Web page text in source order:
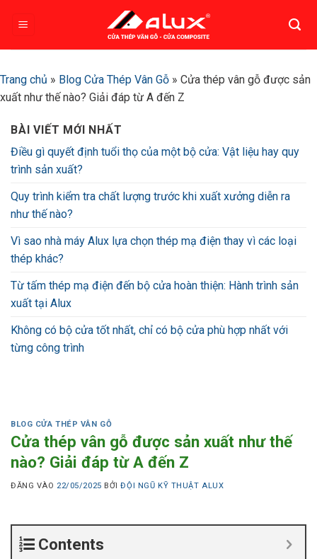
Trang chủ » Blog Cửa Thép Vân Gỗ » Cửa thép vân gỗ được sản
xuất như thế nào? Giải đáp từ A đến Z
BÀI VIẾT MỚI NHẤT
Điều gì quyết định tuổi thọ của một bộ cửa: Vật liệu hay quy
trình sản xuất?
Quy trình kiểm tra chất lượng trước khi xuất xưởng diễn ra
như thế nào?
Vì sao nhà máy Alux lựa chọn thép mạ điện thay vì các loại
thép khác?
Từ tấm thép mạ điện đến bộ cửa hoàn thiện: Hành trình sản
xuất tại Alux
Không có bộ cửa tốt nhất, chỉ có bộ cửa phù hợp nhất với
từng công trình
BLOG CỬA THÉP VÂN GỖ
Cửa thép vân gỗ được sản xuất như thế
nào? Giải đáp từ A đến Z
ĐĂNG VÀO 22/05/2025 BỞIĐỘI NGŨ KỸ THUẬT ALUX
Contents